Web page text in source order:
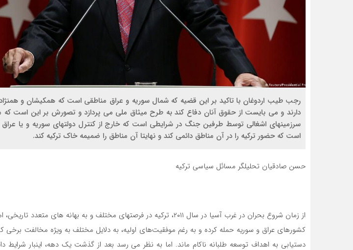
رجب طیب اردوغان با تاکید بر این قضیه که شمال سوریه و عراق مناطقی است که همکیشان و
دارند و می بایست از حقوق آنان دفاع کند به طرح میثاق ملی می پردازد و تصورش بر این است که
سرزمینهای اشغالی توسط طرفین جنگ در شرايطی است که خارج از کنترل دولتهای سوریه و یا
است که حضور ترکیه را در آن مناطق دائمی کند و نهایتا آن مناطق را ضمیمه خاک ترکیه کند.
حسن صادقیان تحلیلگر مسائل سیاسی ترکیه
از زمان شروع بحران در غرب آسیا در سال ۲۰۱۱، ترکیه در فرصتهای مختلف و به بهانه های
کشورهای عراق و سوریه حمله کرده و به رغم موفقیت‌های اولیه، به دلایل مختلف به ویژه مخالفت برخی
دستیابی به اهداف توسعه طلبانه ناکام ماند. اما به نظر می رسد بعد از گذشت یک دهه، اینبار شرایط